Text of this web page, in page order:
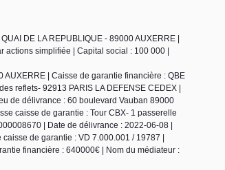
DE LA REPUBLIQUE - 89000 AUXERRE |
actions simplifiée | Capital social : 100 000 |
| Caisse de garantie financière : QBE
reflets- 92913 PARIS LA DEFENSE CEDEX |
de délivrance : 60 boulevard Vauban 89000
caisse de garantie : Tour CBX- 1 passerelle
| Date de délivrance : 2022-06-08 |
de garantie : VD 7.000.001 / 19787 |
financière : 640000€ | Nom du médiateur :